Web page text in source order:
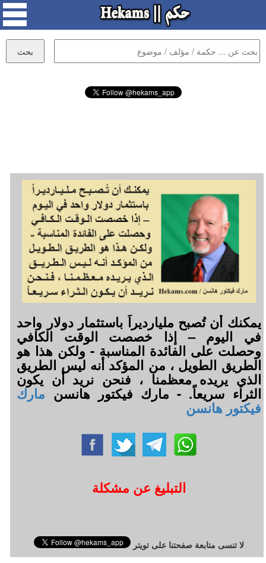
يمكنك أن تُصبح مليارديراً باستثمار دولار واحد
في اليوم – إذا خصصت الوقت الكافي
وحصلت على الفائدة المناسبة - ولكن هذا هو
الطريق الطويل ، من المؤكد أنه ليس الطريق
الذي يريده معظمنا ، فنحن نريد أن يكون
الثراء سريعاً. - مارك فيكتور هانسن مارك
فيكتور هانسن
التبليغ عن مشكلة
لا تنسى متابعة صفحتنا على تويتر